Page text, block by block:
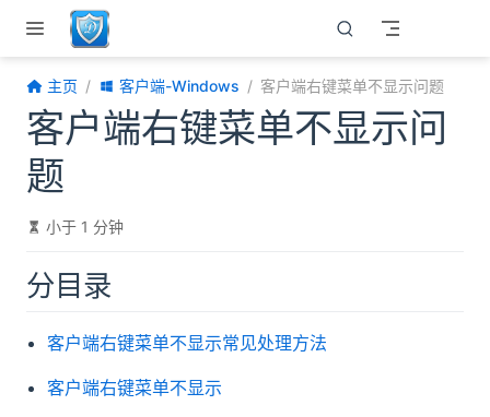
跳至主要內容
主页 客户端-Windows 客户端右键菜单不显示问题
客户端右键菜单不显示问
题
小于 1 分钟
分目录
客户端右键菜单不显示常见处理方法
客户端右键菜单不显示